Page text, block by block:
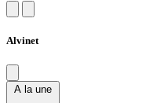
Alvinet
A la une